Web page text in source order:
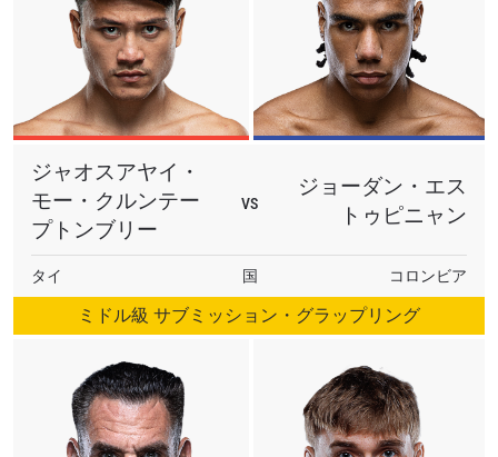
ジャオスアヤイ・
モー・クルンテー
プトンブリー
VS
ジョーダン・エス
トゥピニャン
タイ 国 コロンビア
ミドル級 サブミッション・グラップリング
対戦相手
大会
最新情報をゲット
ONEチャンピオンシップとどこでも一緒！ 最新ニ
ュース、特別オファー、ライブイベントの最高の
席をゲットするため今すぐ登録を！
Eメール
名前（ローマ字で記入）